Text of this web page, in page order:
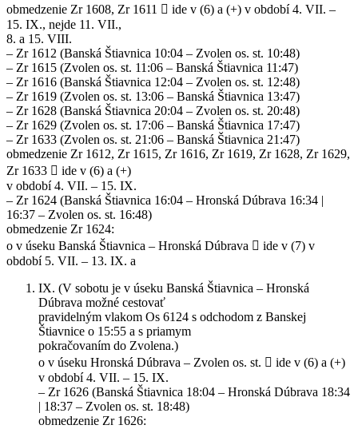
obmedzenie Zr 1608, Zr 1611  ide v (6) a (+) v období 4. VII. –
15. IX., nejde 11. VII.,
8. a 15. VIII.
– Zr 1612 (Banská Štiavnica 10:04 – Zvolen os. st. 10:48)
– Zr 1615 (Zvolen os. st. 11:06 – Banská Štiavnica 11:47)
– Zr 1616 (Banská Štiavnica 12:04 – Zvolen os. st. 12:48)
– Zr 1619 (Zvolen os. st. 13:06 – Banská Štiavnica 13:47)
– Zr 1628 (Banská Štiavnica 20:04 – Zvolen os. st. 20:48)
– Zr 1629 (Zvolen os. st. 17:06 – Banská Štiavnica 17:47)
– Zr 1633 (Zvolen os. st. 21:06 – Banská Štiavnica 21:47)
obmedzenie Zr 1612, Zr 1615, Zr 1616, Zr 1619, Zr 1628, Zr 1629,
Zr 1633  ide v (6) a (+)
v období 4. VII. – 15. IX.
– Zr 1624 (Banská Štiavnica 16:04 – Hronská Dúbrava 16:34 |
16:37 – Zvolen os. st. 16:48)
obmedzenie Zr 1624:
o v úseku Banská Štiavnica – Hronská Dúbrava  ide v (7) v
období 5. VII. – 13. IX. a
IX. (V sobotu je v úseku Banská Štiavnica – Hronská
Dúbrava možné cestovať
pravidelným vlakom Os 6124 s odchodom z Banskej
Štiavnice o 15:55 a s priamym
pokračovaním do Zvolena.)
o v úseku Hronská Dúbrava – Zvolen os. st.  ide v (6) a (+)
v období 4. VII. – 15. IX.
– Zr 1626 (Banská Štiavnica 18:04 – Hronská Dúbrava 18:34
| 18:37 – Zvolen os. st. 18:48)
obmedzenie Zr 1626: